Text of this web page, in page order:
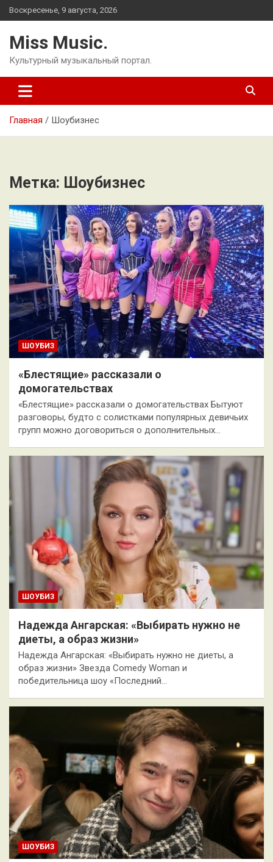
Перейти
к
Воскресенье, 9 августа, 2026
Miss Music.
Культурный музыкальный портал.
Главная Шоубизнес
Метка: Шоубизнес
ШОУБИЗ
«Блестящие» рассказали о
домогательствах
«Блестящие» рассказали о домогательствах Бытуют
разговоры, будто с солистками популярных девичьих
групп можно договориться о дополнительных…
ШОУБИЗ
Надежда Ангарская: «Выбирать нужно не
диеты, а образ жизни»
Надежда Ангарская: «Выбирать нужно не диеты, а
образ жизни» Звезда Comedy Woman и
победительница шоу «Последний…
ШОУБИЗ